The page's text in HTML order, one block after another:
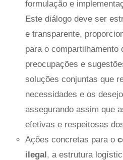
formulação e
Este diálogo deve ser
e transparente,
para o compartilhamento
preocupações e
soluções conjuntas que
necessidades e os
assegurando assim que
efetivas e respeitosas
Ações concretas para o
ilegal, a estrutura